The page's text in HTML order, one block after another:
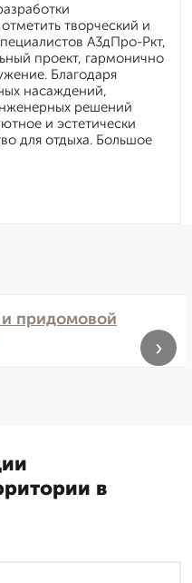
творческий и
А3дПро-Ркт,
проект, гармонично
Благодаря
насаждений,
решений
и эстетически
для отдыха. Большое
и придомовой
›
в